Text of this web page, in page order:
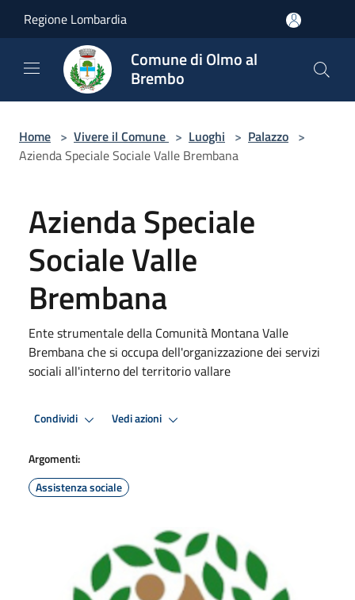
Regione Lombardia
Comune di Olmo al
Brembo
Home > Vivere il Comune > Luoghi > Palazzo >
Azienda Speciale Sociale Valle Brembana
Azienda Speciale
Sociale Valle
Brembana
Ente strumentale della Comunità Montana Valle
Brembana che si occupa dell'organizzazione dei servizi
sociali all'interno del territorio vallare
Condividi Vedi azioni
Argomenti:
Assistenza sociale